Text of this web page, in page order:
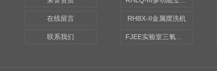
在线留言
联系我们
RHBX-II金属摆洗机